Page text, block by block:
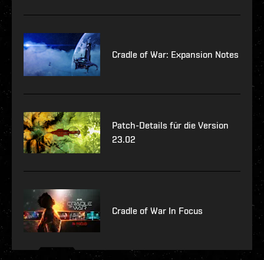
Cradle of War: Expansion Notes
Patch-Details für die Version
23.02
Cradle of War In Focus